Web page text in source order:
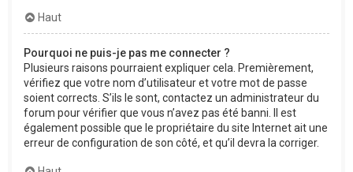
Haut
Pourquoi ne puis-je pas me connecter ?
Plusieurs raisons pourraient expliquer cela. Premièrement,
vérifiez que votre nom d’utilisateur et votre mot de passe
soient corrects. S’ils le sont, contactez un administrateur du
forum pour vérifier que vous n’avez pas été banni. Il est
également possible que le propriétaire du site Internet ait une
erreur de configuration de son côté, et qu’il devra la corriger.